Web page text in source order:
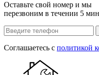
Оставьте свой номер и мы
перезвоним в течении 5
Соглашаетесь с политикой